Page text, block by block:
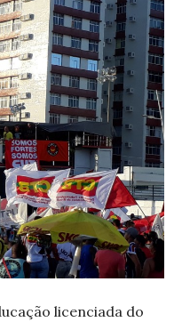
licenciada do